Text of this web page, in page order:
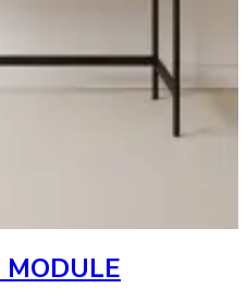
MODULE